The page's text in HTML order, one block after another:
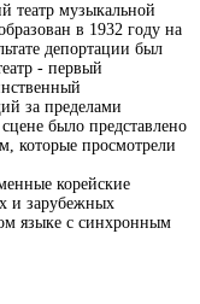
театр музыкальной
в 1932 году на
депортации был
- первый
за пределами
было представлено
которые просмотрели
корейские
и зарубежных
языке с синхронным